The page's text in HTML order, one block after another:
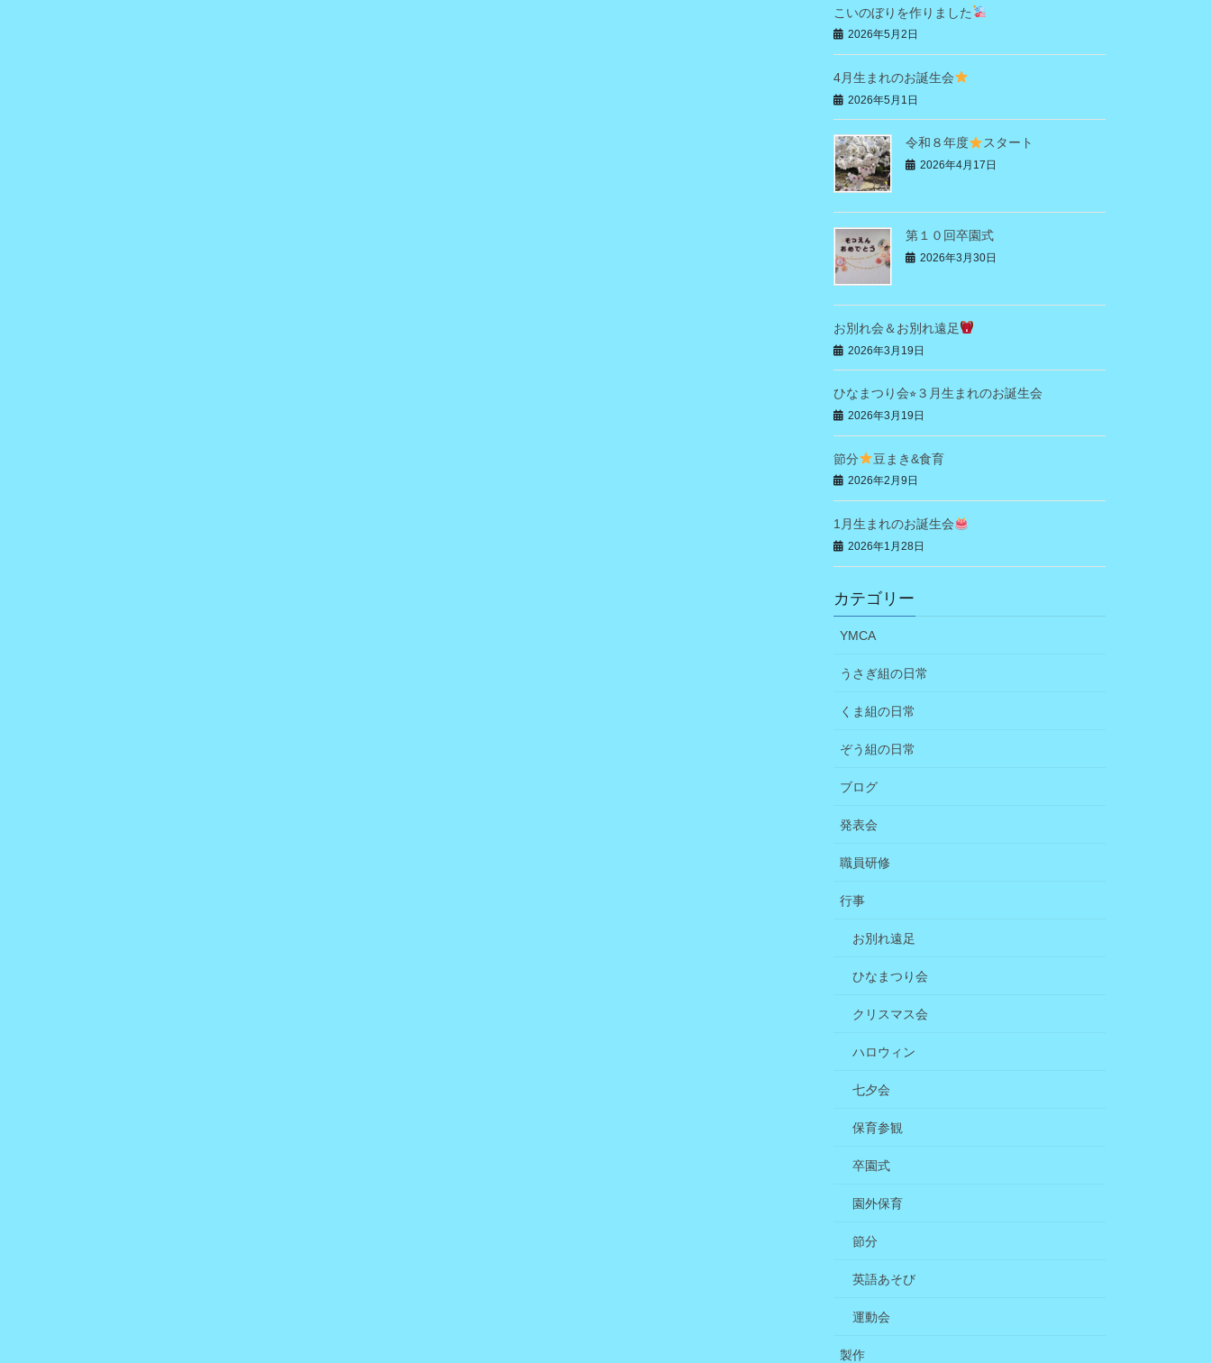
こいのぼりを作りました
2026年5月2日
4月生まれのお誕生会
2026年5月1日
令和８年度 スタート
2026年4月17日
第１０回卒園式
2026年3月30日
お別れ会＆お別れ遠足
2026年3月19日
ひなまつり会⭐︎３月生まれのお誕生会
2026年3月19日
節分 豆まき&食育
2026年2月9日
1月生まれのお誕生会
2026年1月28日
カテゴリー
YMCA
うさぎ組の日常
くま組の日常
ぞう組の日常
ブログ
発表会
職員研修
行事
お別れ遠足
ひなまつり会
クリスマス会
ハロウィン
七夕会
保育参観
卒園式
園外保育
節分
英語あそび
運動会
製作